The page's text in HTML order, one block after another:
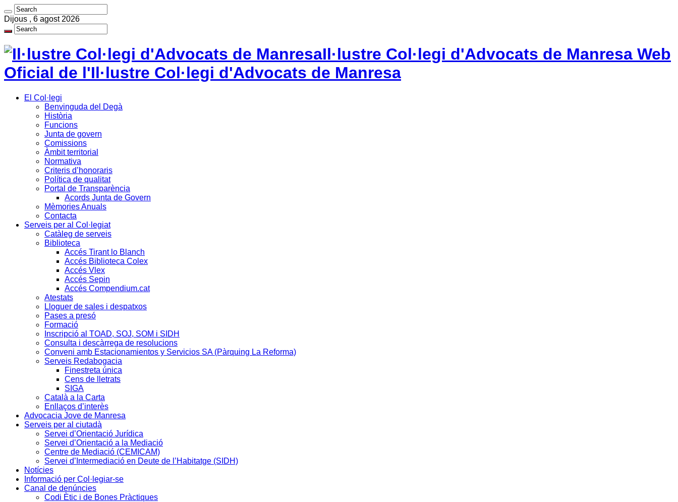
Dijous , 6 agost 2026
Il·lustre Col·legi d'Advocats de Manresa Web
Oficial de l'Il·lustre Col·legi d'Advocats de Manresa
El Col·legi
Benvinguda del Degà
Història
Funcions
Junta de govern
Comissions
Àmbit territorial
Normativa
Criteris d’honoraris
Política de qualitat
Portal de Transparència
Acords Junta de Govern
Mèmories Anuals
Contacta
Serveis per al Col·legiat
Catàleg de serveis
Biblioteca
Accés Tirant lo Blanch
Accés Biblioteca Colex
Accés Vlex
Accés Sepin
Accés Compendium.cat
Atestats
Lloguer de sales i despatxos
Pases a presó
Formació
Inscripció al TOAD, SOJ, SOM i SIDH
Consulta i descàrrega de resolucions
Conveni amb Estacionamientos y Servicios SA (Pàrquing La Reforma)
Serveis Redabogacia
Finestreta única
Cens de lletrats
SIGA
Català a la Carta
Enllaços d’interès
Advocacia Jove de Manresa
Serveis per al ciutadà
Servei d’Orientació Jurídica
Servei d’Orientació a la Mediació
Centre de Mediació (CEMICAM)
Servei d’Intermediació en Deute de l’Habitatge (SIDH)
Notícies
Informació per Col·legiar-se
Canal de denúncies
Codi Ètic i de Bones Pràctiques